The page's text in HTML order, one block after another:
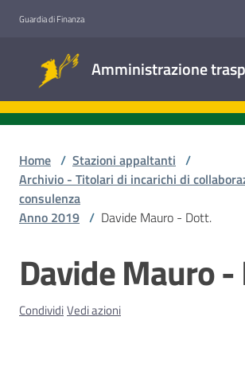
Guardia di Finanza
Amministrazione
trasparente
Accesso
civico
Stazioni
appaltanti
Home / Stazioni appaltanti /
Archivio - Titolari di incarichi di
consulenza
Anno 2019 / Davide Mauro - Dott.
Salta al contenuto
Davide Mauro
CondividiVedi azioni